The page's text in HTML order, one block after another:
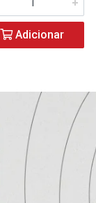
Adicionar